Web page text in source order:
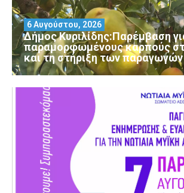
Δήμος Κυριλίδης:Παρέμβαση
παραμορφωμένους καρπούς
και τη στήριξη των
6 Αυγούστου, 2026